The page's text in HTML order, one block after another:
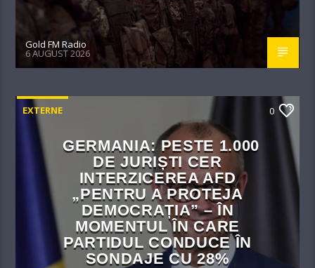
Gold FM Radio
6 AUGUST 2026
EXTERNE 0
GERMANIA: PESTE 1.000
DE JURIȘTI CER
INTERZICEREA AFD
„PENTRU A PROTEJA
DEMOCRAȚIA” – ÎN
MOMENTUL ÎN CARE
PARTIDUL CONDUCE ÎN
SONDAJE CU 28%